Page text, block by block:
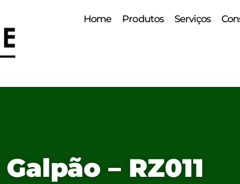
Home Produtos Serviços
Galpão – RZ011